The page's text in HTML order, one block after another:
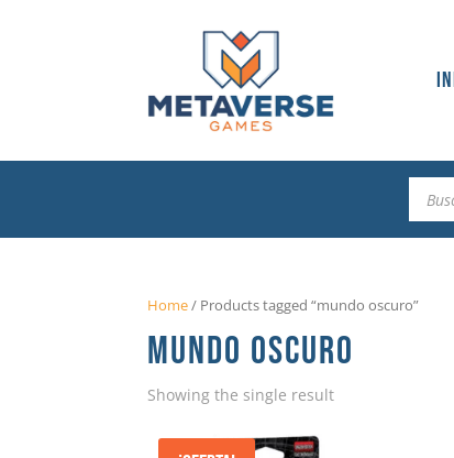
Home/ Products tagged “mundo oscuro”
MUNDO OSCURO
Showing the single result